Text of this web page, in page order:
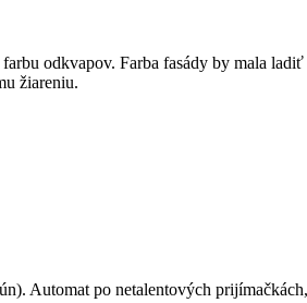
odkvapov. Farba fasády by mala
žiareniu.
Automat po netalentových